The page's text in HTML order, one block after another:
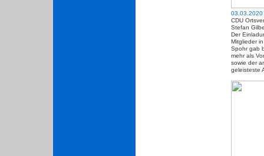
03.03.2020
CDU
Stefan
Der
Mitglieder
Spohr gab
mehr als
sowie der
geleisteste